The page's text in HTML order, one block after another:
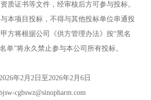
质证书等文件，经审核后方可参与投标。
本项目投标，不得与其他投标单位串通投
方将根据公司《供方管理办法》按“黑名
单”将永久禁止参与本公司所有投标。
6年2月2 日至2026年2月6日
cgbswz@sinopharm.com